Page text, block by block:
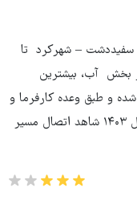
- سفیددشت – شهرکرد تا
از بخش آب، بیشترین
قرار داده شده و طبق وعده کارفرما و
مشاورین بخش راه آهن استان، امید است سال ۱۴۰۳ شاهد اتصال مسیر